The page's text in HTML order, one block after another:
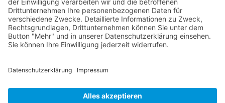
Widerrufsrecht und Widerrufsformular
Impressum
Datenschutzerklärung
Cookie-Einstellungen
AGB